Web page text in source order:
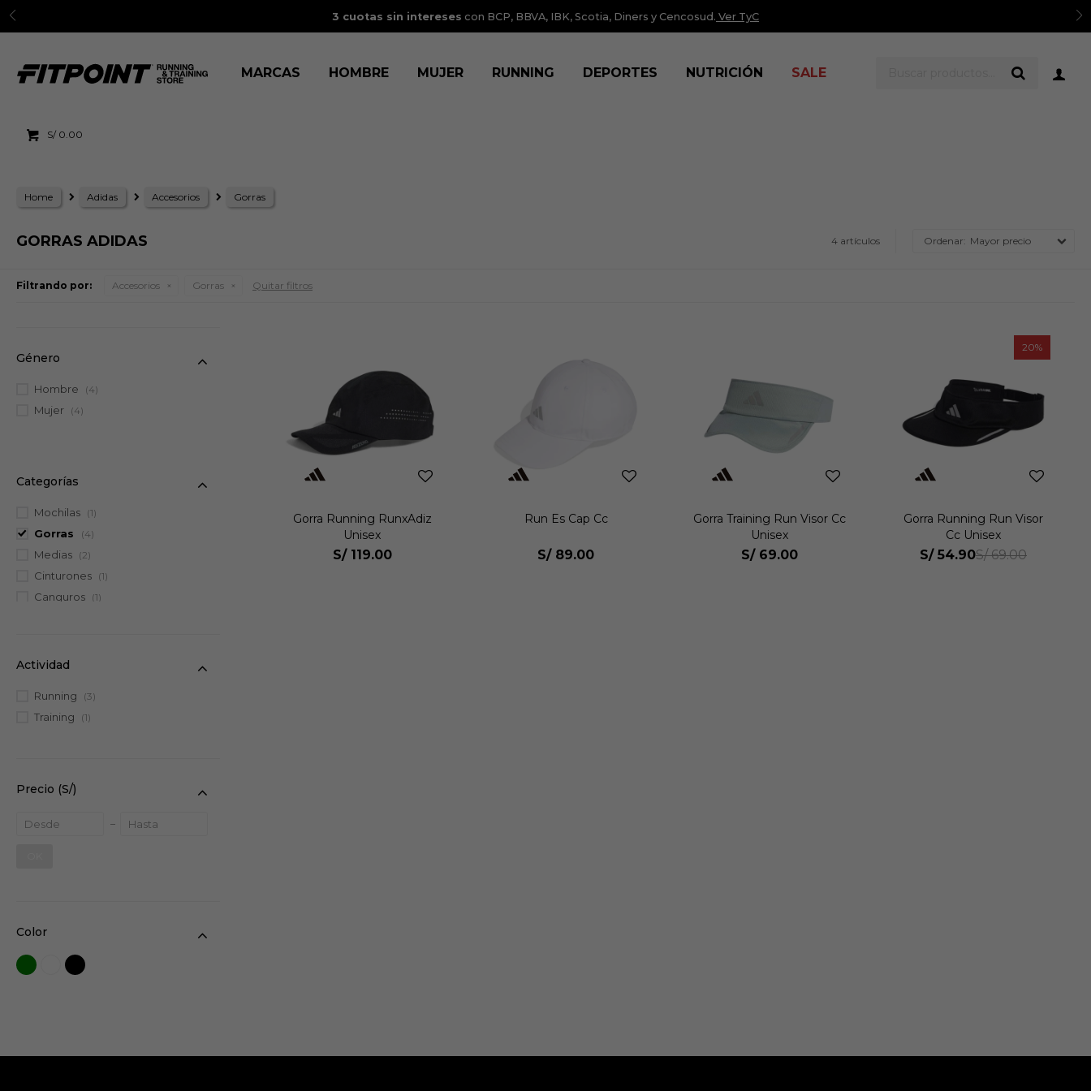
3 cuotas sin intereses con BCP, BBVA, IBK, Scotia, Diners y Cencosud. Ver TyC
MARCAS HOMBRE MUJER RUNNING DEPORTES NUTRICIÓN SALE
S/ 0.00
Home Adidas Accesorios Gorras
GORRAS ADIDAS 4 artículos Mayor precio
Filtrando por: Accesorios Gorras Quitar filtros
Gorra Running RunxAdiz
Unisex
S/ 119.00
Run Es Cap Cc
S/ 89.00
Gorra Training Run Visor Cc
Unisex
S/ 69.00
20
Gorra Running Run Visor
Cc Unisex
S/ 54.90S/ 69.00
Categorías
Mochilas (1)
Gorras (4)
Medias (2)
Cinturones (1)
Canguros (1)
Precio (S/)
Género
Hombre (4)
Mujer (4)
Color
Actividad
Running (3)
Training (1)